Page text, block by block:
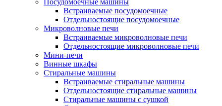
Посудомоечные машины
Встраиваемые посудомоечные
Отдельностоящие посудомоечные
Микроволновые печи
Встраиваемые микроволновые печи
Отдельностоящие микроволновые печи
Мини-печи
Винные шкафы
Стиральные машины
Встраиваемые стиральные машины
Отдельностоящие стиральные машины
Стиральные машины с сушкой